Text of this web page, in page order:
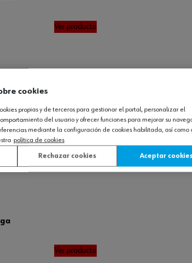
Ver producto
Ver producto
cookies
propias y de terceros para gestionar el portal, personalizar el
del usuario y ofrecer funciones para mejorar su
mediante la configuración de cookies habilitada, así como
política de cookies
Rechazar cookies Aceptar